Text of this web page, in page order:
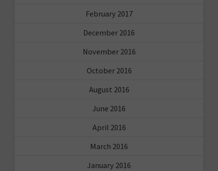
February 2017
December 2016
November 2016
October 2016
August 2016
June 2016
April 2016
March 2016
January 2016